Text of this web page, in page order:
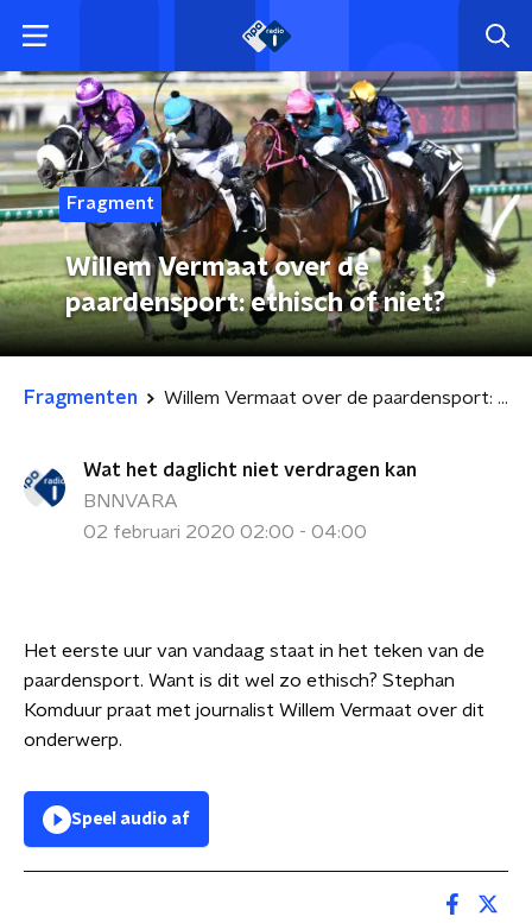
Fragment
Willem Vermaat over de
paardensport: ethisch of niet?
Fragmenten Willem Vermaat over de paardensport: ethisch of niet?
Wat het daglicht niet verdragen kan
BNNVARA
02 februari 2020 02:00 - 04:00
Het eerste uur van vandaag staat in het teken van de
paardensport. Want is dit wel zo ethisch? Stephan
Komduur praat met journalist Willem Vermaat over dit
onderwerp.
Speel audio af